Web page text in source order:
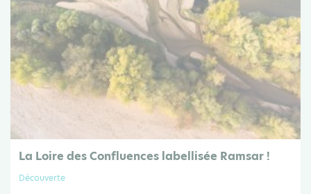
La Loire des Confluences labellisée Ramsar !
Découverte